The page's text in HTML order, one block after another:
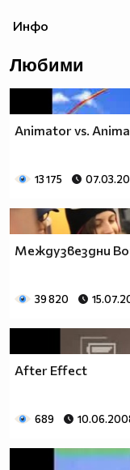
Инфо
Любими
Animator vs.
13 175
Междузвездни
39 820
After Effect
689